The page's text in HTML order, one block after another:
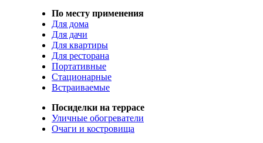
По месту применения
Для дома
Для дачи
Для квартиры
Для ресторана
Портативные
Стационарные
Встраиваемые
Посиделки на террасе
Уличные обогреватели
Очаги и костровища